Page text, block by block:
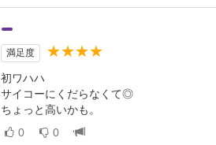
満足度 ★★★★
初ワハハ
サイコーにくだらなくて◎
ちょっと高いかも。
0 0